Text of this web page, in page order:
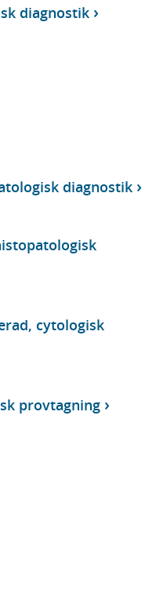
diagnostik
diagnostik
cytologisk
provtagning